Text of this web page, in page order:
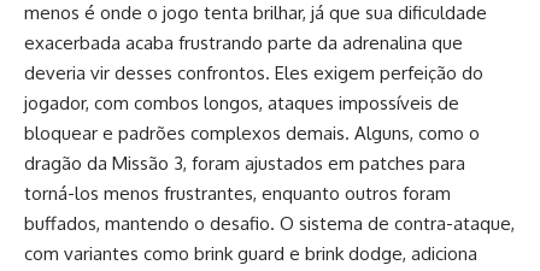
menos é onde o jogo tenta brilhar, já que sua dificuldade
exacerbada acaba frustrando parte da adrenalina que
deveria vir desses confrontos. Eles exigem perfeição do
jogador, com combos longos, ataques impossíveis de
bloquear e padrões complexos demais. Alguns, como o
dragão da Missão 3, foram ajustados em patches para
torná-los menos frustrantes, enquanto outros foram
buffados, mantendo o desafio. O sistema de contra-ataque,
com variantes como brink guard e brink dodge, adiciona